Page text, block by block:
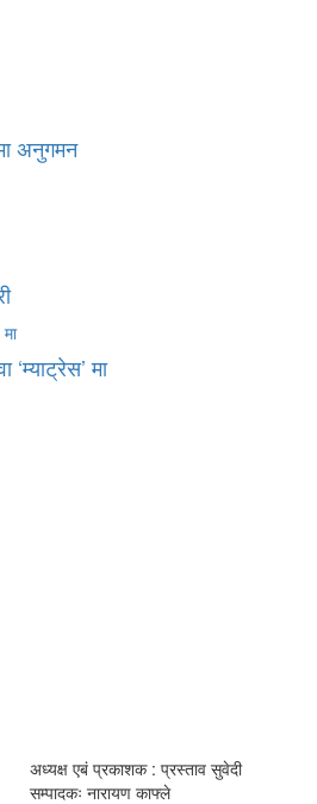
अनुगमन
मा
अध्यक्ष एबं प्रकाशक : प्रस्ताव सुवेदी
सम्पादकः नारायण काफ्ले